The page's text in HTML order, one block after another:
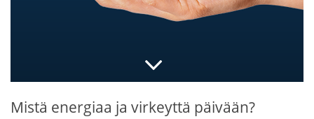
Mistä energiaa ja virkeyttä päivään?